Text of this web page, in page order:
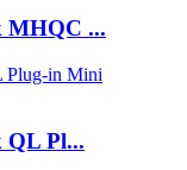
...
Pl...